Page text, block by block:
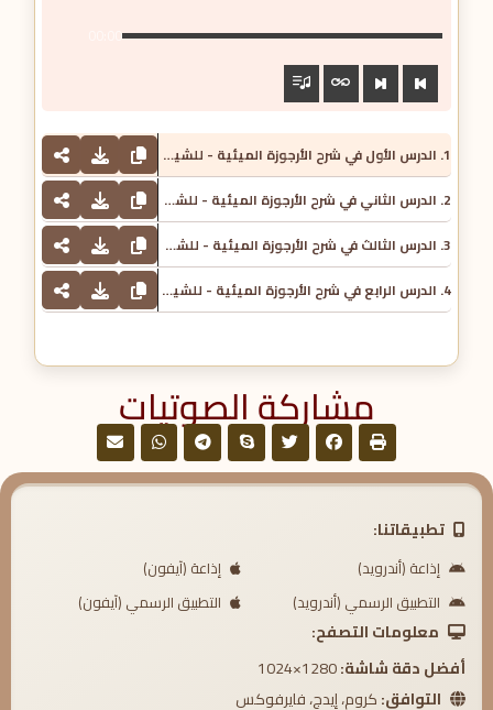
00:00
1. الدرس الأول في شرح الأرجوزة الميئية - للشيخ محمد بن غالب العمري
2. الدرس الثاني في شرح الأرجوزة الميئية - للشيخ محمد بن غالب العمري
3. الدرس الثالث في شرح الأرجوزة الميئية - للشيخ محمد بن غالب العمري
4. الدرس الرابع في شرح الأرجوزة الميئية - للشيخ محمد بن غالب العمري
مشاركة الصوتيات
تطبيقاتنا:
إذاعة (أندرويد)
إذاعة (آيفون)
التطبيق الرسمي (أندرويد)
التطبيق الرسمي (آيفون)
معلومات التصفح:
أفضل دقة شاشة:
التوافق:كروم، إيدج، فايرفوكس